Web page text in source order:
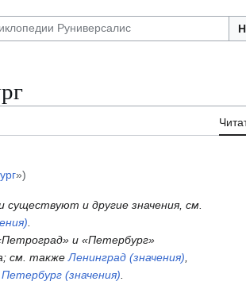
»)
существуют и другие значения, см.
и «Петербург»
см. такжеЛенинград (значения)
Петербург (значения)